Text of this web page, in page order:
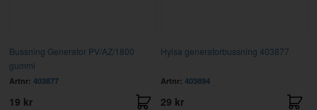
Bussning Generator PV/AZ/1800
gummi
Artnr: 403877
19 kr
Hylsa generatorbussning 403877
Artnr: 403894
29 kr